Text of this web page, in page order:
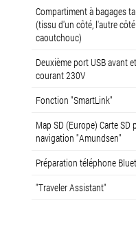
Compartiment à bagages
(tissu d'un côté, l'autre
caoutchouc)
Deuxième port USB avant
courant 230V
Fonction "SmartLink"
Map SD (Europe) Carte
navigation "Amundsen"
Préparation téléphone
"Traveler Assistant"